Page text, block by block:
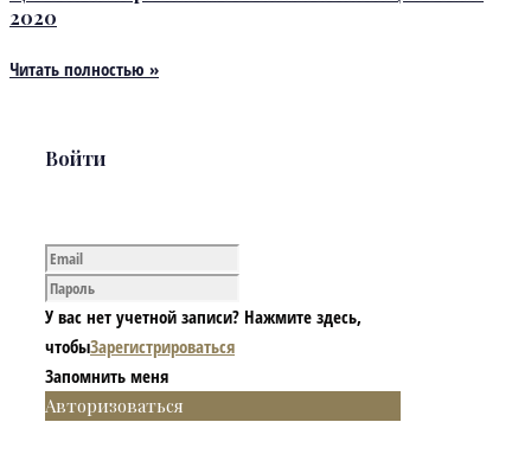
2020
Читать полностью »
Войти
У вас нет учетной записи? Нажмите здесь,
чтобыЗарегистрироваться
Запомнить меня
Авторизоваться